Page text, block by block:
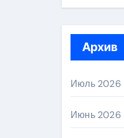
Архив
Июль 2026
Июнь 2026